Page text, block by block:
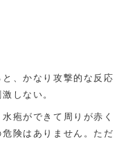
、かなり攻撃的な反応
しない。
疱ができて周りが赤く
険はありません。ただ